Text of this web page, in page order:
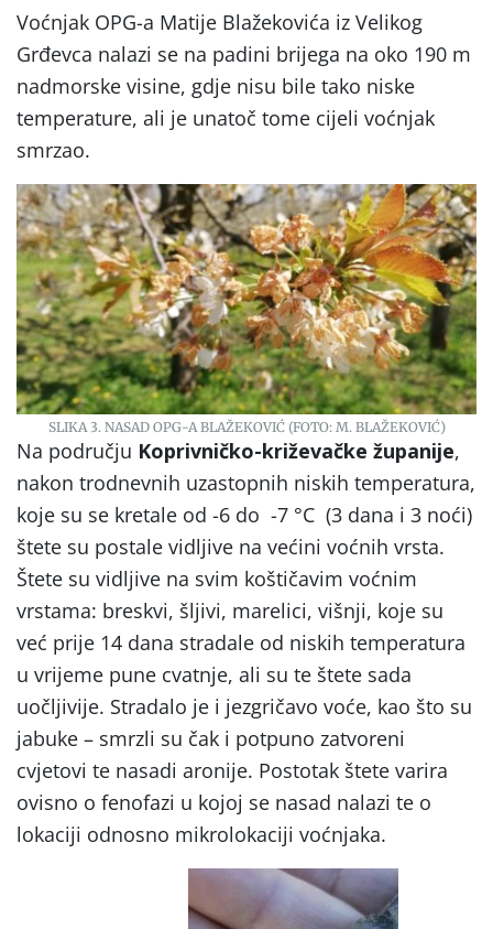
Voćnjak OPG-a Matije Blažekovića iz Velikog
Grđevca nalazi se na padini brijega na oko 190 m
nadmorske visine, gdje nisu bile tako niske
temperature, ali je unatoč tome cijeli voćnjak
smrzao.
SLIKA 3. NASAD OPG-A BLAŽEKOVIĆ (FOTO: M. BLAŽEKOVIĆ)
Na području Koprivničko-križevačke županije,
nakon trodnevnih uzastopnih niskih temperatura,
koje su se kretale od -6 do -7 °C (3 dana i 3 noći)
štete su postale vidljive na većini voćnih vrsta.
Štete su vidljive na svim koštičavim voćnim
vrstama: breskvi, šljivi, marelici, višnji, koje su
već prije 14 dana stradale od niskih temperatura
u vrijeme pune cvatnje, ali su te štete sada
uočljivije. Stradalo je i jezgričavo voće, kao što su
jabuke – smrzli su čak i potpuno zatvoreni
cvjetovi te nasadi aronije. Postotak štete varira
ovisno o fenofazi u kojoj se nasad nalazi te o
lokaciji odnosno mikrolokaciji voćnjaka.